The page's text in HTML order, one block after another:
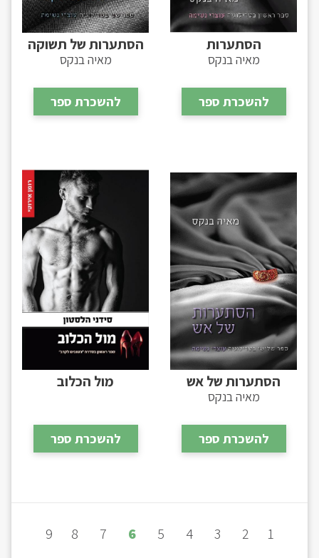
הסתערות
מאיה בנקס
להשכרת ספר
הסתערות של תשוקה
מאיה בנקס
להשכרת ספר
הסתערות של אש
מאיה בנקס
להשכרת ספר
מול הכלוב
להשכרת ספר
1
2
3
4
5
6
7
8
9